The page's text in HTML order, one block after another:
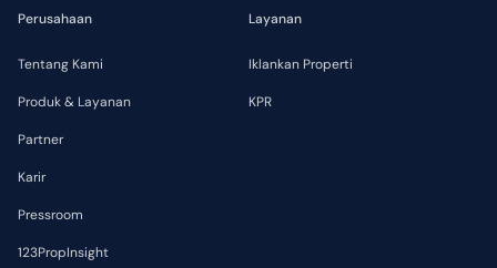
Perusahaan
Tentang Kami
Produk & Layanan
Partner
Karir
Pressroom
123PropInsight
Layanan
Iklankan Properti
KPR